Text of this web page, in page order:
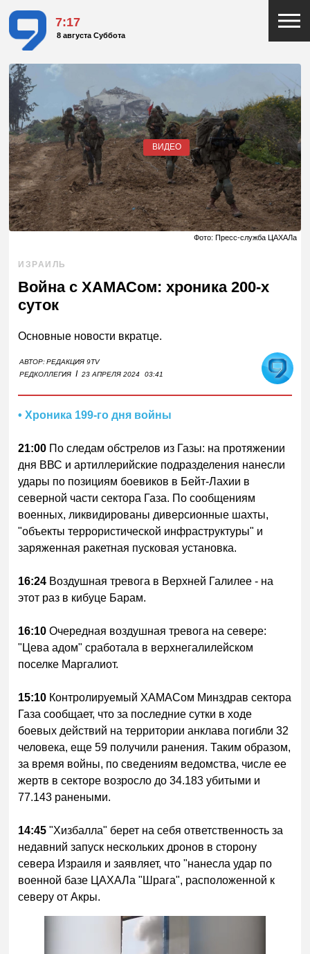
7:17
8 августа Суббота
ВИДЕО
Фото: Пресс-служба ЦАХАЛа
ИЗРАИЛЬ
Война с ХАМАСом: хроника 200-х
суток
Основные новости вкратце.
АВТОР:РЕДАКЦИЯ 9TV
РЕДКОЛЛЕГИЯ I 23 АПРЕЛЯ 2024 03:41
• Хроника 199-го дня войны
21:00 По следам обстрелов из Газы: на протяжении
дня ВВС и артиллерийские подразделения нанесли
удары по позициям боевиков в Бейт-Лахии в
северной части сектора Газа. По сообщениям
военных, ликвидированы диверсионные шахты,
"объекты террористической инфраструктуры" и
заряженная ракетная пусковая установка.
16:24 Воздушная тревога в Верхней Галилее - на
этот раз в кибуце Барам.
16:10 Очередная воздушная тревога на севере:
"Цева адом" сработала в верхнегалилейском
поселке Маргалиот.
15:10 Контролируемый ХАМАСом Минздрав сектора
Газа сообщает, что за последние сутки в ходе
боевых действий на территории анклава погибли 32
человека, еще 59 получили ранения. Таким образом,
за время войны, по сведениям ведомства, числе ее
жертв в секторе возросло до 34.183 убитыми и
77.143 ранеными.
14:45 "Хизбалла" берет на себя ответственность за
недавний запуск нескольких дронов в сторону
севера Израиля и заявляет, что "нанесла удар по
военной базе ЦАХАЛа "Шрага", расположенной к
северу от Акры.